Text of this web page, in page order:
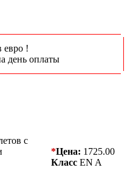
евро !
день оплаты
с
*Цена: 1725.00
Класс EN A